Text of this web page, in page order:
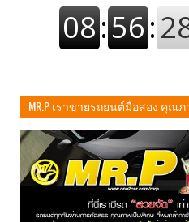
MR.P เราขายรถยนต์มือสอง คุณ